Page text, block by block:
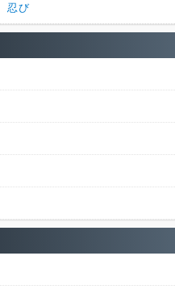
忍び